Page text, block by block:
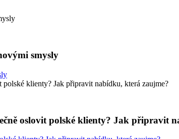
smysly
oslovit polské klienty? Jak připravit